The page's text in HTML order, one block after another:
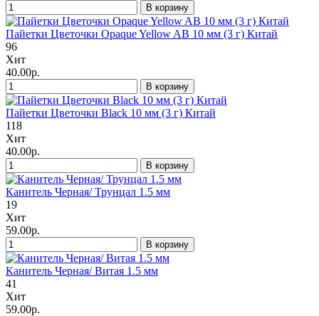
В корзину
Пайетки Цветочки Opaque Yellow AB 10 мм (3 г) Китай
96
Хит
40.00р.
В корзину
Пайетки Цветочки Black 10 мм (3 г) Китай
118
Хит
40.00р.
В корзину
Канитель Черная/ Трунцал 1.5 мм
19
Хит
59.00р.
В корзину
Канитель Черная/ Витая 1.5 мм
41
Хит
59.00р.